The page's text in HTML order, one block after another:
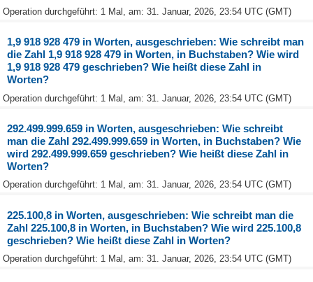
Operation durchgeführt: 1 Mal, am: 31. Januar, 2026, 23:54 UTC (GMT)
1,9 918 928 479 in Worten, ausgeschrieben: Wie schreibt man
die Zahl 1,9 918 928 479 in Worten, in Buchstaben? Wie wird
1,9 918 928 479 geschrieben? Wie heißt diese Zahl in
Worten?
Operation durchgeführt: 1 Mal, am: 31. Januar, 2026, 23:54 UTC (GMT)
292.499.999.659 in Worten, ausgeschrieben: Wie schreibt
man die Zahl 292.499.999.659 in Worten, in Buchstaben? Wie
wird 292.499.999.659 geschrieben? Wie heißt diese Zahl in
Worten?
Operation durchgeführt: 1 Mal, am: 31. Januar, 2026, 23:54 UTC (GMT)
225.100,8 in Worten, ausgeschrieben: Wie schreibt man die
Zahl 225.100,8 in Worten, in Buchstaben? Wie wird 225.100,8
geschrieben? Wie heißt diese Zahl in Worten?
Operation durchgeführt: 1 Mal, am: 31. Januar, 2026, 23:54 UTC (GMT)